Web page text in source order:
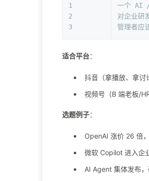
1
2
3
一个 AI /
对企业研
管理者应
适合平台：
抖音（拿播放、拿讨
视频号（B 端老板/
选题例子：
OpenAI 涨价 26 倍
微软 Copilot 进入企
AI Agent 集体发布